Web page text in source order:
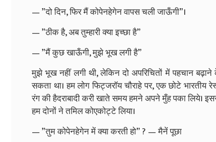
— ”दो दिन, फिर मैं कोपेनहेगेन वापस चली जाऊँगी”।
— ”ठीक है, अब तुम्हारी क्या इच्छा है”
— ”मैं कुछ खाऊँगी, मुझे भूख लगी है”
मुझे भूख नहीं लगी थी, लेकिन दो अपरिचितों में पहचान
सकता था। हम लोग फिट्जरॉय चौराहे पर, एक छोटे भारतीय
रंग की हैदराबादी करी खाते समय हमने अपने मुँह पका
हम दोनों ने तमिल कोएकोट्टे लिया।
— ”तुम कोपेनहेगेन में क्या करती हो” ? — मैनें पूछा